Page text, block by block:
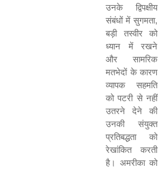
उनके द्विपक्षीय
संबंधों में सुगमता,
बड़ी तस्वीर को
ध्यान में रखने
और सामरिक
मतभेदों के कारण
व्यापक सहमति
को पटरी से नहीं
उतरने देने की
उनकी संयुक्त
प्रतिबद्धता को
रेखांकित करती
है। अमरीका को